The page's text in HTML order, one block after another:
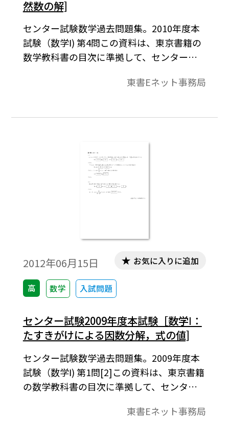
然数の解]
センター試験数学過去問題集。2010年度本
試験（数学Ⅰ) 第4問この資料は、東京書籍の
数学教科書の目次に準拠して、センター試
解答で構成されています。東書Eネット事務局
2012年06月15日
高 数学 入試問題
お気に入りに追加
センター試験2009年度本試験［数学Ⅰ：
たすきがけによる因数分解，式の値]
センター試験数学過去問題集。2009年度本
試験（数学Ⅰ) 第1問[2]この資料は、東京書籍
の数学教科書の目次に準拠して、センター
と解答で構成されています。東書Eネット事務局